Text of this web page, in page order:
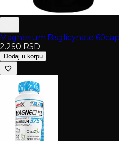
Magnesium Bisglicynate
2.290 RSD
Dodaj u korpu